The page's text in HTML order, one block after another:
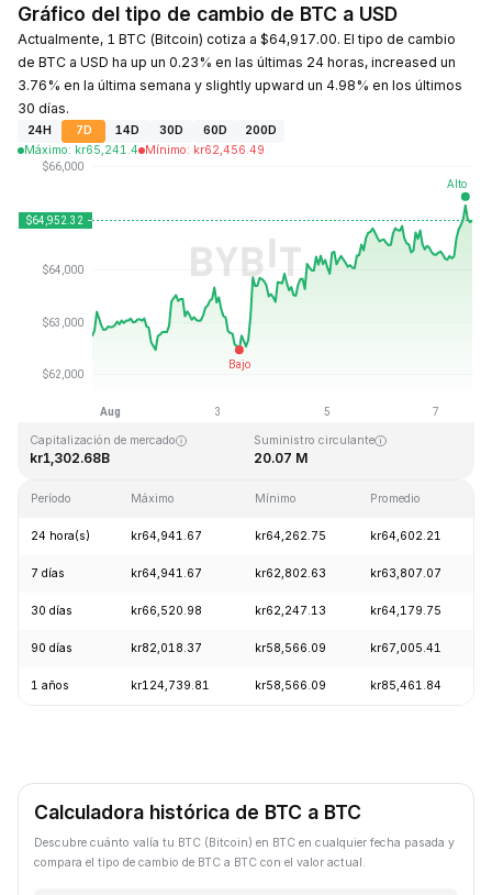
Gráfico del tipo de cambio de BTC a USD
Actualmente, 1 BTC (Bitcoin) cotiza a $64,917.00. El tipo de cambio
de BTC a USD ha up un 0.23% en las últimas 24 horas, increased un
3.76% en la última semana y slightly upward un 4.98% en los últimos
30 días.
24H 7D 14D 30D 60D
200D
Máximo: kr65,241.4 Mínimo: kr62,456.49
Última actualización: 2026-08-07, 15:25 GMT+0
kr126,080.00
Capitalización de mercado
kr1,302.68B
Suministro circulante
20.07 M
Período Máximo Mínimo Promedio
24 hora(s) kr64,941.67 kr64,262.75 kr64,602.21
7 días kr64,941.67 kr62,802.63 kr63,807.07
30 días kr66,520.98 kr62,247.13 kr64,179.75
90 días kr82,018.37 kr58,566.09 kr67,005.41
1 años kr124,739.81 kr58,566.09 kr85,461.84
Calculadora histórica de BTC a BTC
Descubre cuánto valía tu BTC (Bitcoin) en BTC en cualquier fecha pasada y
compara el tipo de cambio de BTC a BTC con el valor actual.